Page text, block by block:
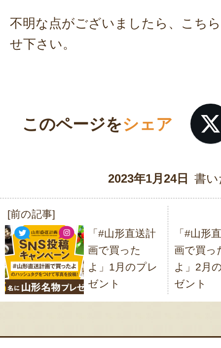
不明な点がございましたら、こち
せ下さい。
このページをシェア
2023年1月24日 書
投
稿
ナ
ビ
ゲ
[前の記事]
「#山形直送計
画で買った
よ」1月のプレ
ゼント
「#山形
画で買っ
よ」2月
ゼント